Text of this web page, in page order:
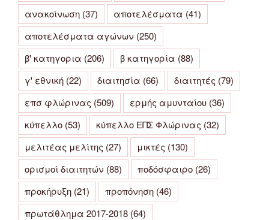
ανακοίνωση (37) αποτελέσματα (41)
αποτελέσματα αγώνων (250)
β' κατηγορια (206) β κατηγορία (88)
γ' εθνική (22) διαιτησία (66) διαιτητές (79)
επσ φλώρινας (509) ερμής αμυνταίου (36)
κύπελλο (53) κύπελλο ΕΠΣ Φλώρινας (32)
μελιτέας μελίτης (27) μικτές (130)
ορισμοί διαιτητών (88) ποδόσφαιρο (26)
προκήρυξη (21) προπόνηση (46)
πρωτάθλημα 2017-2018 (64)